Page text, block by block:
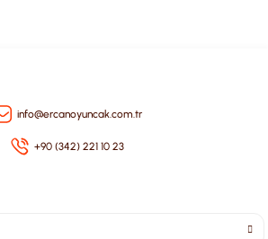
info@ercanoyuncak.com.tr
+90 (342) 221 10 23